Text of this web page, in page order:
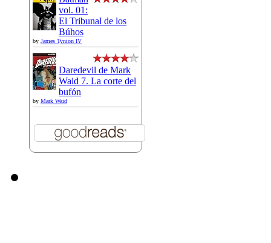
vol. 01:
El Tribunal de los
Búhos
by James Tynion IV
Daredevil de Mark
Waid 7. La corte del
bufón
by Mark Waid